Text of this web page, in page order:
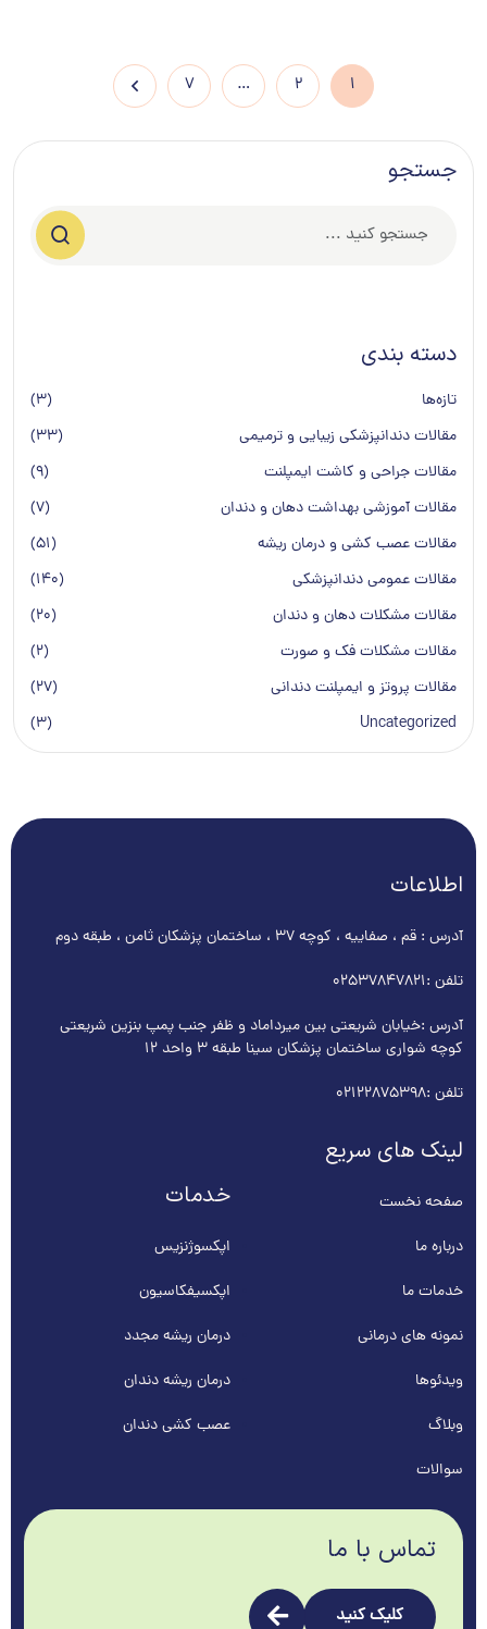
1
2
…
7
جستجو
دسته بندی
تازه‌ها
(3)
مقالات دندانپزشکی زیبایی و ترمیمی
(33)
مقالات جراحی و کاشت ایمپلنت
(9)
مقالات آموزشی بهداشت دهان و دندان
(7)
مقالات عصب کشی و درمان ریشه
(51)
مقالات عمومی دندانپزشكی
(140)
مقالات مشکلات دهان و دندان
(20)
مقالات مشکلات فک و صورت
(2)
مقالات پروتز و ایمپلنت دندانی
(27)
Uncategorized
(3)
اطلاعات
آدرس : قم ، صفاییه ، کوچه ۳۷ ، ساختمان پزشکان ثامن ، طبقه دوم
تلفن :02537847821
آدرس :خیابان شریعتی بین میرداماد و ظفر جنب پمپ بنزین شریعتی
کوچه شواری ساختمان پزشکان سینا طبقه 3 واحد 12
تلفن :02122875398
لینک های سریع
صفحه نخست
درباره ما
خدمات ما
نمونه های درمانی
ویدئوها
وبلاگ
سوالات
خدمات
اپکسوژنزیس
اپکسیفکاسیون
درمان ریشه مجدد
درمان ریشه دندان
عصب کشی دندان
تماس با ما
کلیک کنید